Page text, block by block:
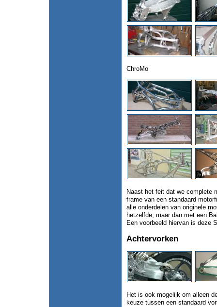
ChroMo
Naast het feit dat we complete
frame van een standaard
alle onderdelen van originele
hetzelfde, maar dan met een
Een voorbeeld hiervan is deze
Achtervorken
Het is ook mogelijk om alleen
keuze tussen een standaard